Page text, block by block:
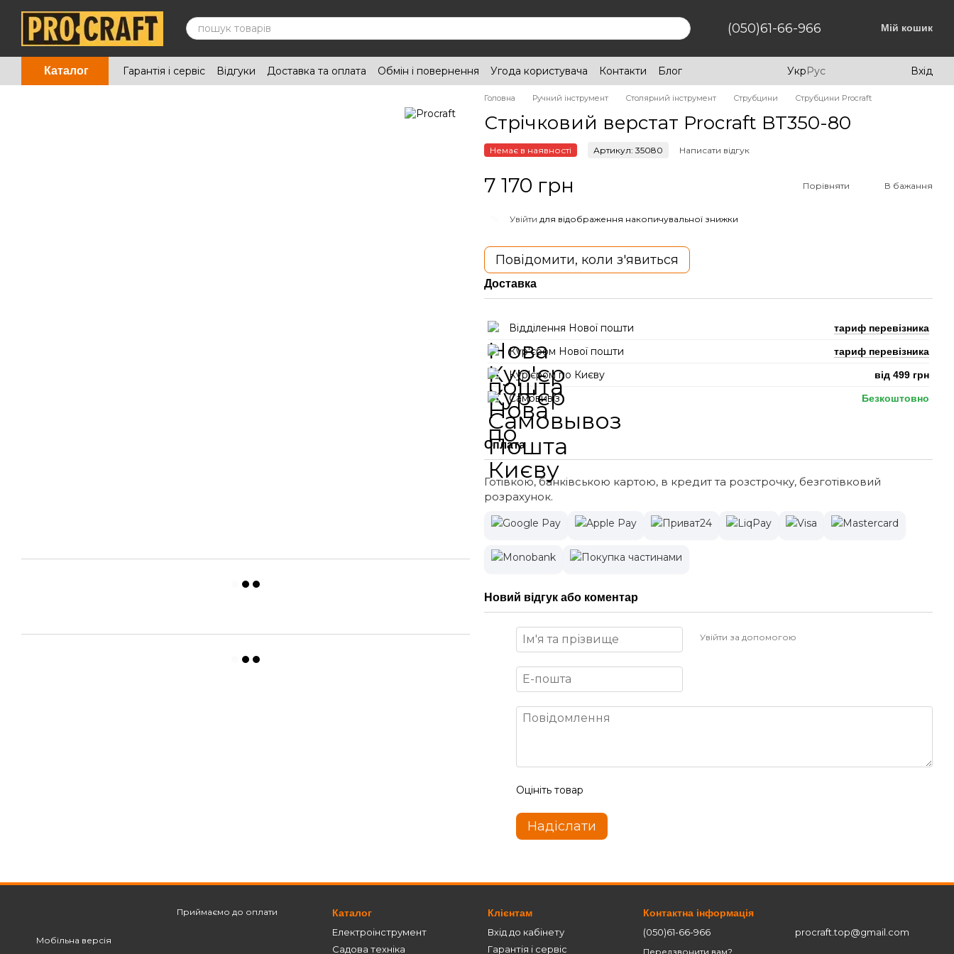
Перейти до основного контенту
(050)61-66-966 Мій кошик
Каталог Гарантія і сервіс Відгуки Доставка та оплата Обмін і повернення Угода користувача Контакти Блог УкрРус Вхід
Головна Ручний інструмент Столярний інструмент Струбцини Струбцини Procraft
Стрічковий верстат Procraft BT350-80
Немає в наявності Артикул: 35080 Написати відгук
7 170 грн Порівняти В бажання
Увійти для відображення накопичувальної знижки
Повідомити, коли з'явиться
Доставка
Відділення Нової пошти тариф перевізника
Кур'єром Нової пошти тариф перевізника
Кур'єром по Києву від 499 грн
Самовивіз Безкоштовно
Оплата
Готівкою, банківською картою, в кредит та розстрочку, безготівковий
розрахунок.
Новий відгук або коментар
Увійти за допомогою
Оцініть товар
Надіслати
Мобільна версія
Приймаємо до оплати
Каталог
Електроінструмент
Садова техніка
Клієнтам
Вхід до кабінету
Гарантія і сервіс
Контактна інформація
(050)61-66-966
Передзвонити вам?
procraft.top@gmail.com